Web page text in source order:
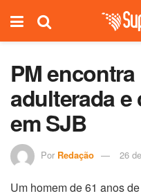
PM
adulterada
em SJB
Por Redação 26
Um homem de 61 anos